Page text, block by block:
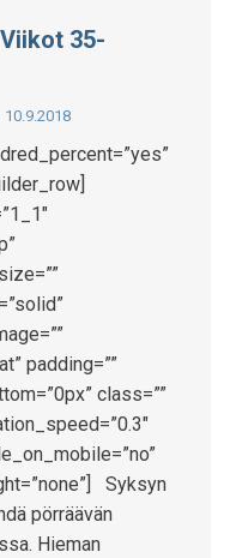
35-
10.9.2018
padding=””
class=””
Syksyn
pörräävän
Hieman